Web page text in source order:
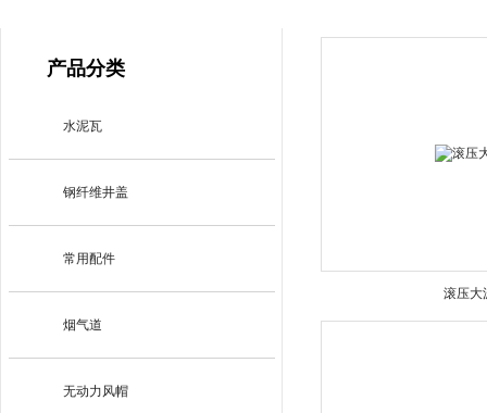
产品分类
水泥瓦
钢纤维井盖
常用配件
烟气道
无动力风帽
滚压大